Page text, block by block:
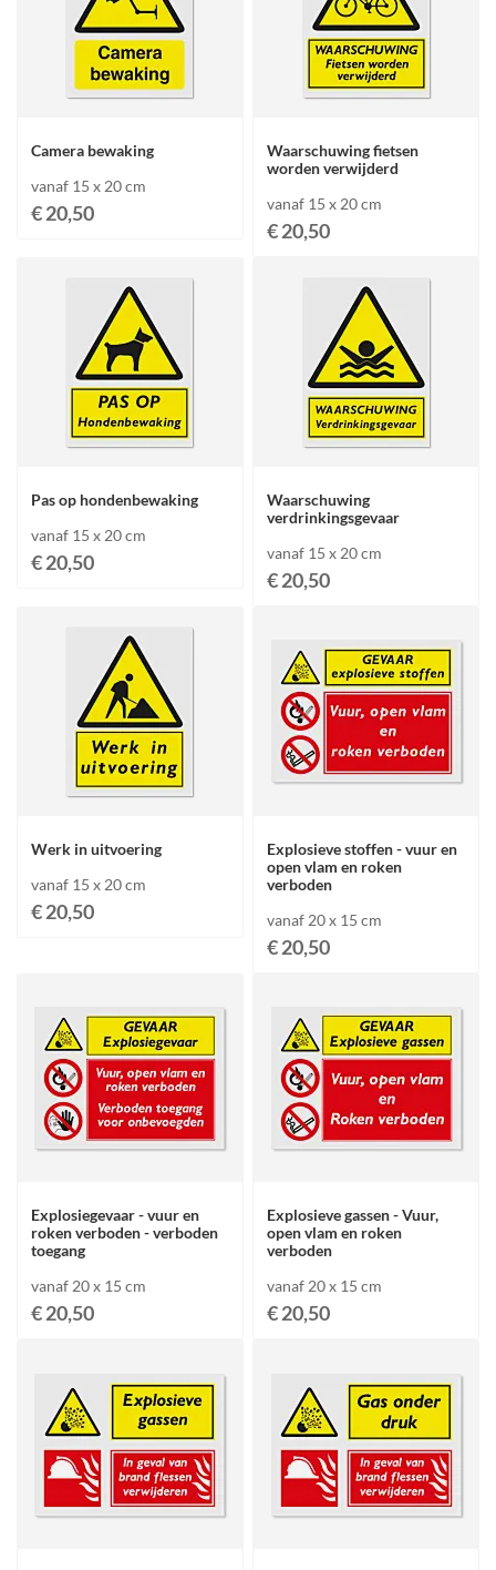
Camera bewaking
vanaf 15 x 20 cm
€ 20,50
Waarschuwing fietsen
worden verwijderd
vanaf 15 x 20 cm
€ 20,50
Pas op hondenbewaking
vanaf 15 x 20 cm
€ 20,50
Waarschuwing
verdrinkingsgevaar
vanaf 15 x 20 cm
€ 20,50
Werk in uitvoering
vanaf 15 x 20 cm
€ 20,50
Explosieve stoffen - vuur en
open vlam en roken
verboden
vanaf 20 x 15 cm
€ 20,50
Explosiegevaar - vuur en
roken verboden - verboden
toegang
vanaf 20 x 15 cm
€ 20,50
Explosieve gassen - Vuur,
open vlam en roken
verboden
vanaf 20 x 15 cm
€ 20,50